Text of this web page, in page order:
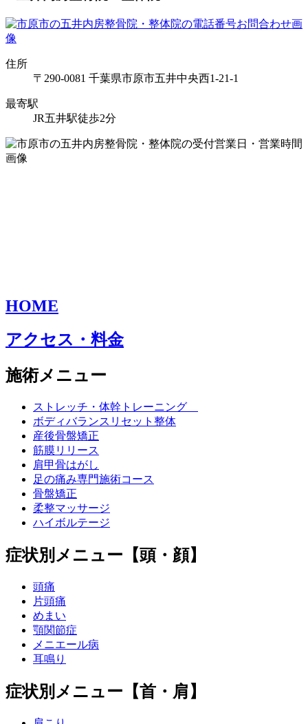
住所
〒290-0081 千葉県市原市五井中央西1-21-1
最寄駅
JR五井駅徒歩2分
HOME
アクセス・料金
施術メニュー
ストレッチ・体幹トレーニング
ボディバランスリセット整体
産後骨盤矯正
筋膜リリース
肩甲骨はがし
足の痛み専門施術コース
骨盤矯正
柔整マッサージ
ハイボルテージ
症状別メニュー【頭・顔】
頭痛
片頭痛
めまい
顎関節症
メニエール病
耳鳴り
症状別メニュー【首・肩】